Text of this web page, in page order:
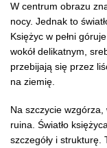
W centrum obrazu
nocy. Jednak to
Księżyc w pełni
wokół delikatnym,
przebijają się przez
na ziemię.
Na szczycie
ruina. Światło
szczegóły i strukturę.